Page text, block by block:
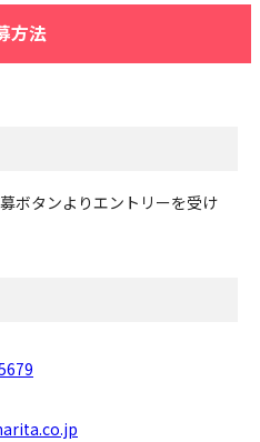
方法
ボタンよりエントリーを受け